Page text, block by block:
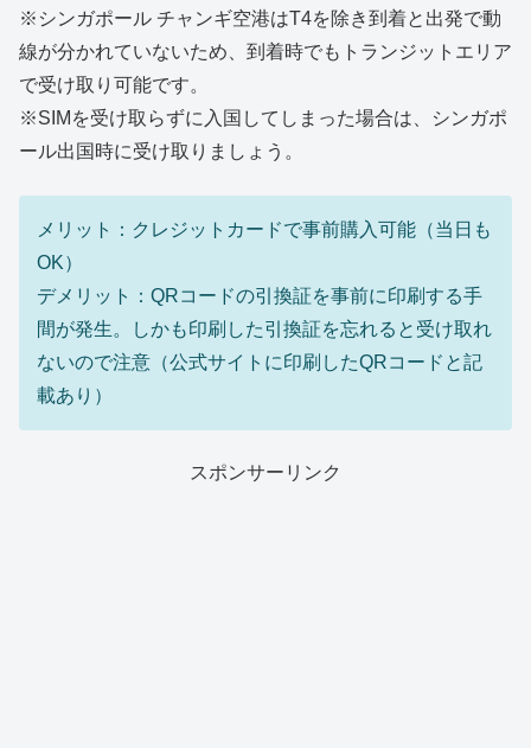
※シンガポール チャンギ空港はT4を除き到着と出発で動
線が分かれていないため、到着時でもトランジットエリア
で受け取り可能です。
※SIMを受け取らずに入国してしまった場合は、シンガポ
ール出国時に受け取りましょう。
メリット：クレジットカードで事前購入可能（当日も
OK）
デメリット：QRコードの引換証を事前に印刷する手
間が発生。しかも印刷した引換証を忘れると受け取れ
ないので注意（公式サイトに印刷したQRコードと記
載あり）
スポンサーリンク